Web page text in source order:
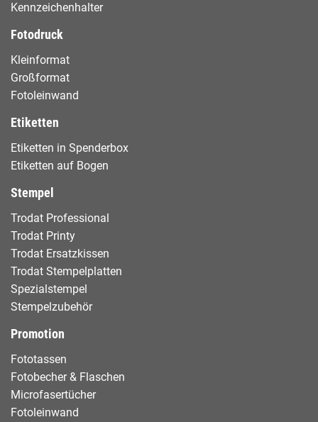
Kennzeichenhalter
Fotodruck
Kleinformat
Großformat
Fotoleinwand
Etiketten
Etiketten in Spenderbox
Etiketten auf Bogen
Stempel
Trodat Professional
Trodat Printy
Trodat Ersatzkissen
Trodat Stempelplatten
Spezialstempel
Stempelzubehör
Promotion
Fototassen
Fotobecher & Flaschen
Microfasertücher
Fotoleinwand